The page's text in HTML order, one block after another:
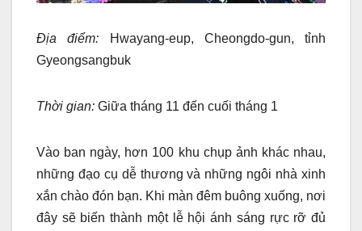
Địa điểm:
Hwayang-eup, Cheongdo-gun, tỉnh
Gyeongsangbuk
Thời gian: Giữa tháng 11 đến cuối tháng 1
Vào ban ngày, hơn 100 khu chụp ảnh khác nhau,
những đạo cụ dễ thương và những ngôi nhà xinh
xắn chào đón bạn. Khi màn đêm buông xuống, nơi
đây sẽ biến thành một lễ hội ánh sáng rực rỡ đủ